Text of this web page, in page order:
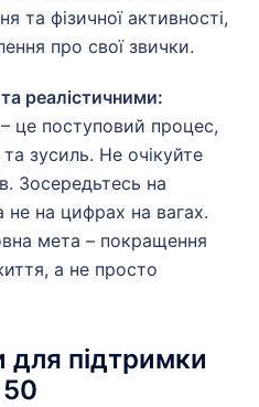
та фізичної активності,
про свої звички.
реалістичними:
це поступовий процес,
зусиль. Не очікуйте
Зосередьтесь на
не на цифрах на вагах.
мета – покращення
а не просто
для підтримки
50